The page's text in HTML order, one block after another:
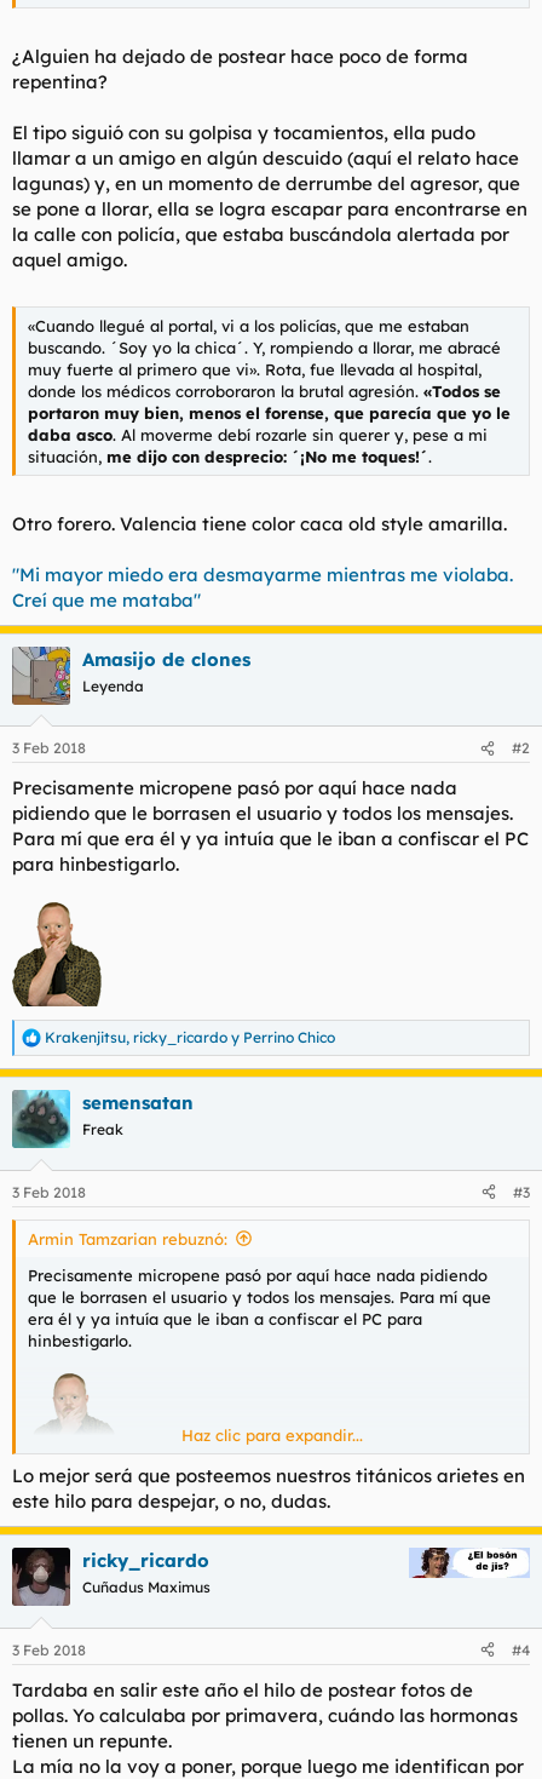
¿Alguien ha dejado de postear hace poco de forma
repentina?
El tipo siguió con su golpisa y tocamientos, ella pudo
llamar a un amigo en algún descuido (aquí el relato hace
lagunas) y, en un momento de derrumbe del agresor, que
se pone a llorar, ella se logra escapar para encontrarse en
la calle con policía, que estaba buscándola alertada por
aquel amigo.
«Cuando llegué al portal, vi a los policías, que me estaban
buscando. ´Soy yo la chica´. Y, rompiendo a llorar, me abracé
muy fuerte al primero que vi». Rota, fue llevada al hospital,
donde los médicos corroboraron la brutal agresión. «Todos se
portaron muy bien, menos el forense, que parecía que yo le
daba asco. Al moverme debí rozarle sin querer y, pese a mi
situación, me dijo con desprecio: ´¡No me toques!´.
Otro forero. Valencia tiene color caca old style amarilla.
"Mi mayor miedo era desmayarme mientras me violaba.
Creí que me mataba"
Amasijo de clones
Leyenda
3 Feb 2018 #2
Precisamente micropene pasó por aquí hace nada
pidiendo que le borrasen el usuario y todos los mensajes.
Para mí que era él y ya intuía que le iban a confiscar el PC
para hinbestigarlo.
R
e
a
c
c
i
e
s
Krakenjitsu, ricky_ricardo y Perrino Chico
semensatan
Freak
3 Feb 2018 #3
Armin Tamzarian rebuznó:
Precisamente micropene pasó por aquí hace nada pidiendo
que le borrasen el usuario y todos los mensajes. Para mí que
era él y ya intuía que le iban a confiscar el PC para
hinbestigarlo.
Haz clic para expandir...
Lo mejor será que posteemos nuestros titánicos arietes en
este hilo para despejar, o no, dudas.
ricky_ricardo
Cuñadus Maximus
3 Feb 2018 #4
Tardaba en salir este año el hilo de postear fotos de
pollas. Yo calculaba por primavera, cuándo las hormonas
tienen un repunte.
La mía no la voy a poner, porque luego me identifican por